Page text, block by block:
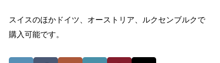
スイスのほかドイツ、オーストリア、ルクセンブルクで
購入可能です。